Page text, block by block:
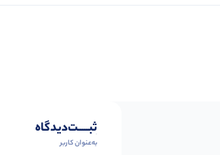
ثبـــــت‌دیدگاه
به‌عنوان کاربر